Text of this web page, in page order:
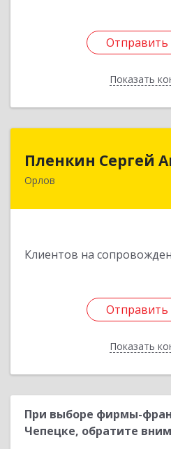
Отправить
Показать
Отправить
Назад
Пленкин Сергей
Орлов
Клиентов на
Отправить
Показать
Пленкин
Отправить
Назад
При выборе фирмы-
Чепецке, обратите